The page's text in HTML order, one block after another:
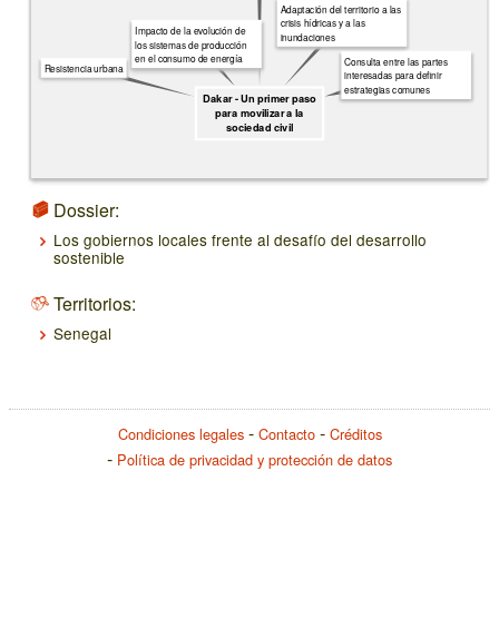
Dakar - Un primer paso
para movilizar a la
sociedad civil
Consulta entre las partes
interesadas para definir
estrategias comunes
Adaptación del territorio a las
crisis hídricas y a las
inundaciones
Impacto de la evolución de
los sistemas de producción
en el consumo de energía
Resistencia urbana
Dossier:
Los gobiernos locales frente al desafío del desarrollo
sostenible
Territorios:
Senegal
Condiciones legales Contacto
Créditos
Política de privacidad y protección de datos